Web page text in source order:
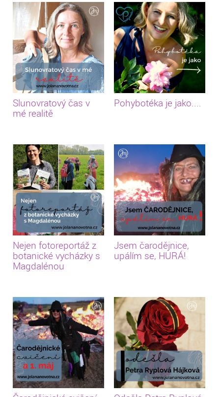
Slunovratový čas v
mé realitě
Pohybotéka je jako....
Nejen fotoreportáž z
botanické vycházky s
Magdalénou
Jsem čarodějnice,
upálím se, HURÁ!